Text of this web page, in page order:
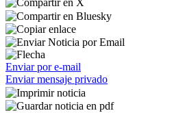
Enviar por e-mail
Enviar mensaje privado